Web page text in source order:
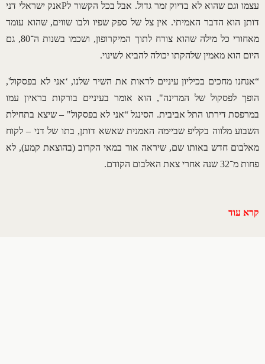
עצמו וגם שהוא לא בדיוק זמר גדול. אבל בכל הקשור לPאנק ישראלי דני
דותן הוא הדבר האמיתי. אין צל של ספק שפיו ולבו שווים, שהוא עומד
מאחורי כל מילה שהוא צורח לתוך המיקרופון, ושכמו בשנות ה־80, גם
היום הוא מאמין שלהקתו יכולה להביא לשינוי.
“אנחנו מחכים בכיליון עיניים לראות את השיר שלנו, ‘אני לא בפסקול',
הופך לפסקול של המדינה", הוא אומר בעיניים בורקות בראיון עמו
במרפסת דירתו התל אביבית. הסינגל “אני לא בפסקול" – שיצא בתחילת
השבוע מלווה בקליפ שביימה האמנית שאשא דותן, בתו של דני – לקוח
מאלבום חדש באותו שם, שיראה אור במאי הקרוב (בהוצאת קמע), לא
פחות מ־32 שנה אחרי צאת האלבום הקודם.
קרא עוד